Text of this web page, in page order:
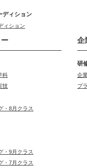
ディション
ィション
科
技
・8月クラス
・9月クラス
・7月クラス
企
研
企
プ